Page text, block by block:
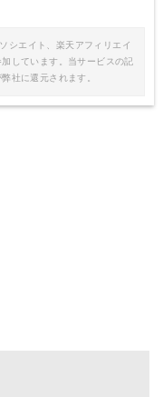
シエイト、楽天アフィリエイ
しています。当サービスの記
社に還元されます。